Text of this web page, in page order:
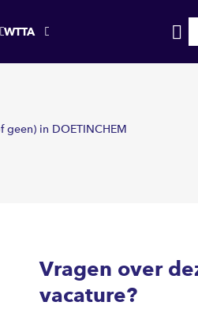
WTTA
geen) in DOETINCHEM
Vragen over
vacature?